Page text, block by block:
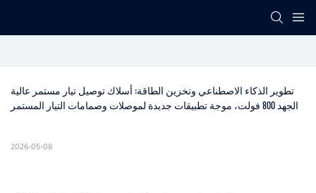
تطوير الذكاء الاصطناعي وتخزين الطاقة: أسلاك توصيل تيار مستمر عالية
الجهد 800 فولت، موجة تطبيقات جديدة لموصلات وصمامات التيار المستمر
2026-05-08